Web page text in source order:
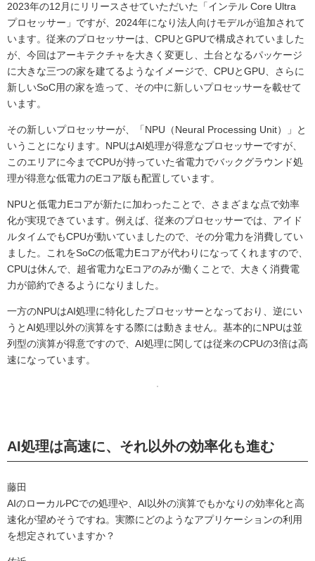
2023年の12月にリリースさせていただいた「インテル Core Ultra
プロセッサー」ですが、2024年になり法人向けモデルが追加されて
います。従来のプロセッサーは、CPUとGPUで構成されていました
が、今回はアーキテクチャを大きく変更し、土台となるパッケージ
に大きな三つの家を建てるようなイメージで、CPUとGPU、さらに
新しいSoC用の家を造って、その中に新しいプロセッサーを載せて
います。
その新しいプロセッサーが、「NPU（Neural Processing Unit）」と
いうことになります。NPUはAI処理が得意なプロセッサーですが、
このエリアに今までCPUが持っていた省電力でバックグラウンド処
理が得意な低電力のEコア版も配置しています。
NPUと低電力Eコアが新たに加わったことで、さまざまな点で効率
化が実現できています。例えば、従来のプロセッサーでは、アイド
ルタイムでもCPUが動いていましたので、その分電力を消費してい
ました。これをSoCの低電力Eコアが代わりになってくれますので、
CPUは休んで、超省電力なEコアのみが働くことで、大きく消費電
力が節約できるようになりました。
一方のNPUはAI処理に特化したプロセッサーとなっており、逆にい
うとAI処理以外の演算をする際には動きません。基本的にNPUは並
列型の演算が得意ですので、AI処理に関しては従来のCPUの3倍は高
速になっています。
AI処理は高速に、それ以外の効率化も進む
藤田
AIのローカルPCでの処理や、AI以外の演算でもかなりの効率化と高
速化が望めそうですね。実際にどのようなアプリケーションの利用
を想定されていますか？